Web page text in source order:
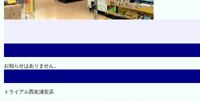
お知らせはありません。
トライアル西友浦安店